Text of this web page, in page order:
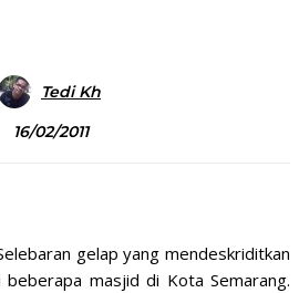
Tedi Kh
16/02/2011
gelap yang mendeskriditkan
masjid di Kota Semarang.